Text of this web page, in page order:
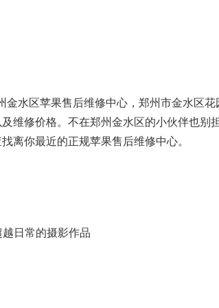
水区苹果售后维修中心，郑州市金水区花
维修价格。不在郑州金水区的小伙伴也别
离你最近的正规苹果售后维修中心。
日常的摄影作品